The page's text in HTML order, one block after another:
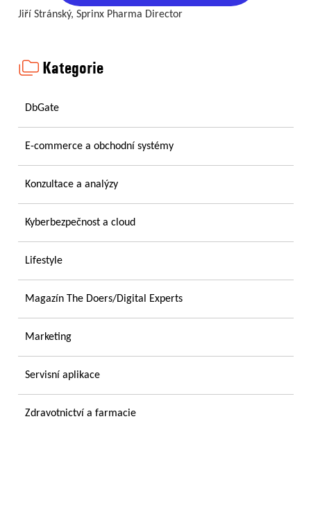
Jiří Stránský, Sprinx Pharma Director
Kategorie
DbGate
E-commerce a obchodní systémy
Konzultace a analýzy
Kyberbezpečnost a cloud
Lifestyle
Magazín The Doers/Digital Experts
Marketing
Servisní aplikace
Zdravotnictví a farmacie